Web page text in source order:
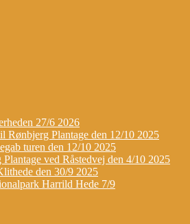
27/6 2026
Rønbjerg Plantage den 12/10 2025
turen den 12/10 2025
ved Råstedvej den 4/10 2025
den 30/9 2025
Harrild Hede 7/9